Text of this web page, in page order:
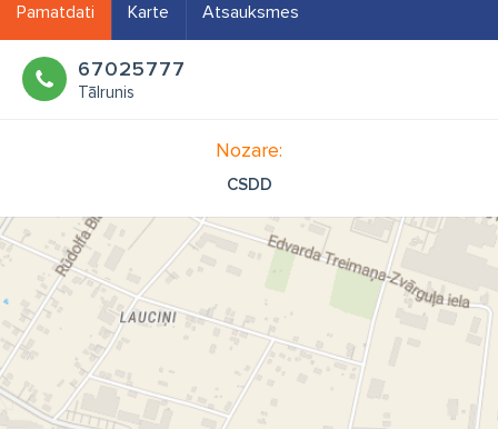
Pamatdati Karte Atsauksmes
67025777
Tālrunis
Nozare:
CSDD